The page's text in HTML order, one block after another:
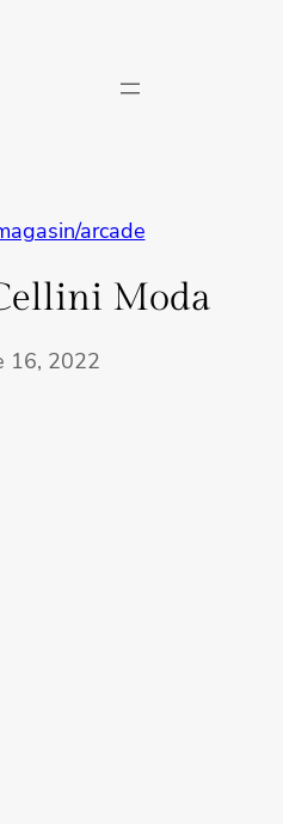
arcade
Moda
16, 2022